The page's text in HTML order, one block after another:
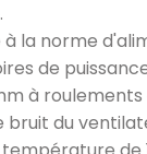
la norme
de
à
du